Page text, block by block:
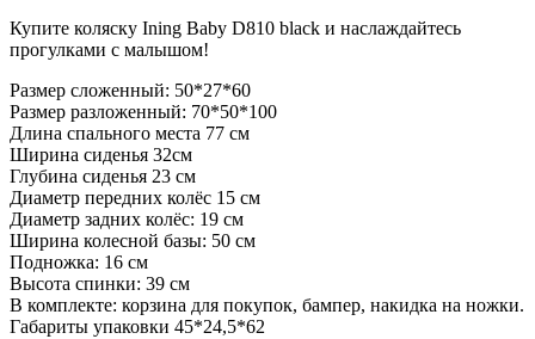
Купите коляску Ining Baby D810 black и наслаждайтесь
прогулками с малышом!
Размер сложенный: 50*27*60
Размер разложенный: 70*50*100
Длина спального места 77 см
Ширина сиденья 32см
Глубина сиденья 23 см
Диаметр передних колёс 15 см
Диаметр задних колёс: 19 см
Ширина колесной базы: 50 см
Подножка: 16 см
Высота спинки: 39 см
В комплекте: корзина для покупок, бампер, накидка на ножки.
Габариты упаковки 45*24,5*62